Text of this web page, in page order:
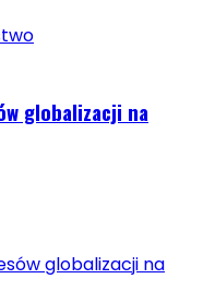
globalizacji na